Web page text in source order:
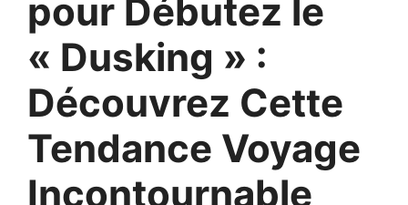
pour Débutez le
« Dusking » :
Découvrez Cette
Tendance Voyage
Incontournable